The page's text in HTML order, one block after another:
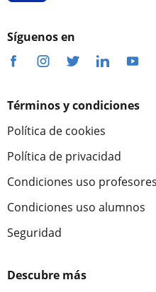
Síguenos en
Términos y condiciones
Política de cookies
Política de privacidad
Condiciones uso profesores
Condiciones uso alumnos
Seguridad
Descubre más